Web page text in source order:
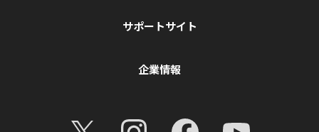
サポートサイト
企業情報